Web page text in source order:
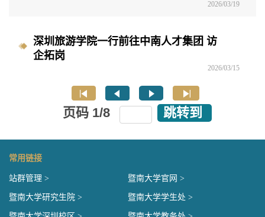
2026/03/19
深圳旅游学院一行前往中南人才集团 访
企拓岗
2026/03/15
页码 1/8 跳转到
常用链接
站群管理 > 暨南大学官网 >
暨南大学研究生院 > 暨南大学学生处 >